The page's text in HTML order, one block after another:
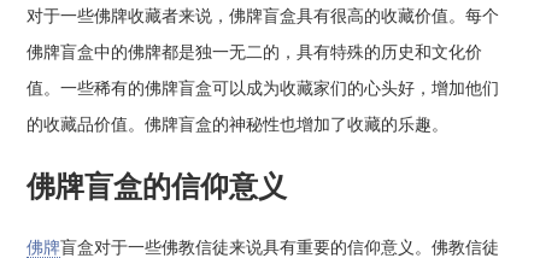
对于一些佛牌收藏者来说，佛牌盲盒具有很高的收藏价值。每个
佛牌盲盒中的佛牌都是独一无二的，具有特殊的历史和文化价
值。一些稀有的佛牌盲盒可以成为收藏家们的心头好，增加他们
的收藏品价值。佛牌盲盒的神秘性也增加了收藏的乐趣。
佛牌盲盒的信仰意义
佛牌盲盒对于一些佛教信徒来说具有重要的信仰意义。佛教信徒